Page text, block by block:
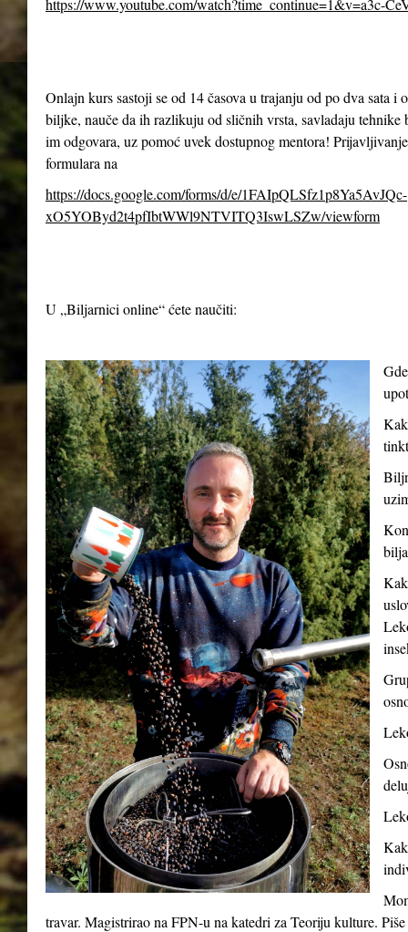
https://www.youtube.com/watch?time_continue=1&v=a3c-
Onlajn kurs sastoji se od 14 časova u trajanju od po dva sata
biljke, nauče da ih razlikuju od sličnih vrsta, savladaju
im odgovara, uz pomoć uvek dostupnog mentora!
formulara na
https://docs.google.com/forms/d/e/1FAIpQLSfz1p8Ya5AvJQc-
xO5YOByd2t4pfIbtWWl9NTVITQ3IswLSZw/viewform
U „Biljarnici online“ ćete naučiti:
travar. Magistrirao na FPN-u na katedri za Teoriju kulture.